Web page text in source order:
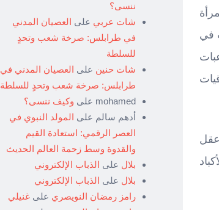
في
عقل
ننسى؟
شات عربي على العصيان المدني
في طرابلس: صرخة شعب وتحدٍ
للسلطة
شات حنين على العصيان المدني في
طرابلس: صرخة شعب وتحدٍ للسلطة
mohamed على وكيف ننسى؟
أدهم سالم على المولد النبوي في
العصر الرقمي: استعادة القيم
والقدوة وسط زحمة العالم الحديث
بلال على الذباب الإلكتروني
بلال على الذباب الإلكتروني
رامز رمضان النويصري على غنيلي